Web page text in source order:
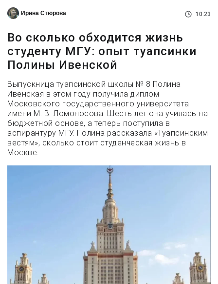
Ирина Стюрова 10:23
Во сколько обходится жизнь
студенту МГУ: опыт туапсинки
Полины Ивенской
Выпускница туапсинской школы № 8 Полина
Ивенская в этом году получила диплом
Московского государственного университета
имени М. В. Ломоносова. Шесть лет она училась на
бюджетной основе, а теперь поступила в
аспирантуру МГУ. Полина рассказала «Туапсинским
вестям», сколько стоит студенческая жизнь в
Москве.